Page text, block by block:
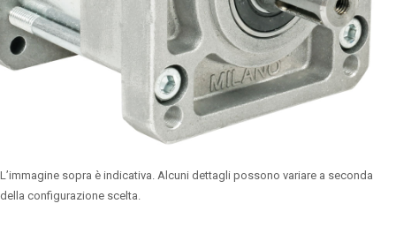
L’immagine sopra è indicativa. Alcuni dettagli possono variare a seconda
della configurazione scelta.